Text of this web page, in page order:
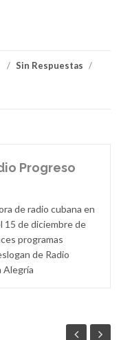
/ Sin Respuestas /
Progreso
de radio cubana en
15 de diciembre de
programas
de Radio
Alegría